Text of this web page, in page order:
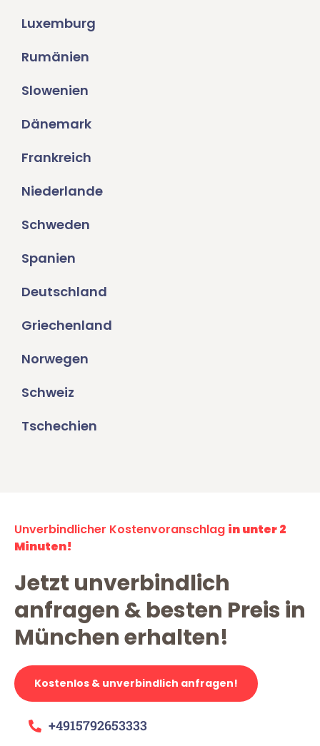
Luxemburg
Rumänien
Slowenien
Dänemark
Frankreich
Niederlande
Schweden
Spanien
Deutschland
Griechenland
Norwegen
Schweiz
Tschechien
Unverbindlicher Kostenvoranschlag in unter 2
Minuten!
Jetzt unverbindlich
anfragen & besten Preis in
München erhalten!
Kostenlos & unverbindlich anfragen!
+4915792653333